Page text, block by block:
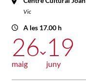
Vic
A les 17.00 h
26
maig
19
juny